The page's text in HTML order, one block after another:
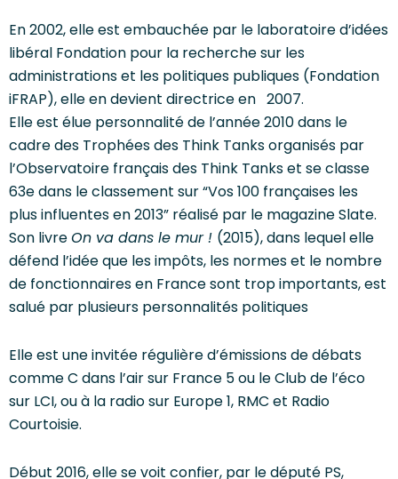
En 2002, elle est embauchée par le laboratoire d’idées
libéral Fondation pour la recherche sur les
administrations et les politiques publiques (Fondation
iFRAP), elle en devient directrice en 2007.
Elle est élue personnalité de l’année 2010 dans le
cadre des Trophées des Think Tanks organisés par
l’Observatoire français des Think Tanks et se classe
63e dans le classement sur “Vos 100 françaises les
plus influentes en 2013” réalisé par le magazine Slate.
Son livreOn va dans le mur ! (2015), dans lequel elle
défend l’idée que les impôts, les normes et le nombre
de fonctionnaires en France sont trop importants, est
salué par plusieurs personnalités politiques
Elle est une invitée régulière d’émissions de débats
comme C dans l’air sur France 5 ou le Club de l’éco
sur LCI, ou à la radio sur Europe 1, RMC et Radio
Courtoisie.
Début 2016, elle se voit confier, par le député PS,